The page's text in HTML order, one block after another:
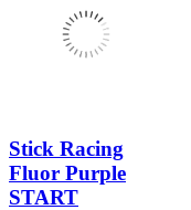
Stick Racing
Fluor Purple
START